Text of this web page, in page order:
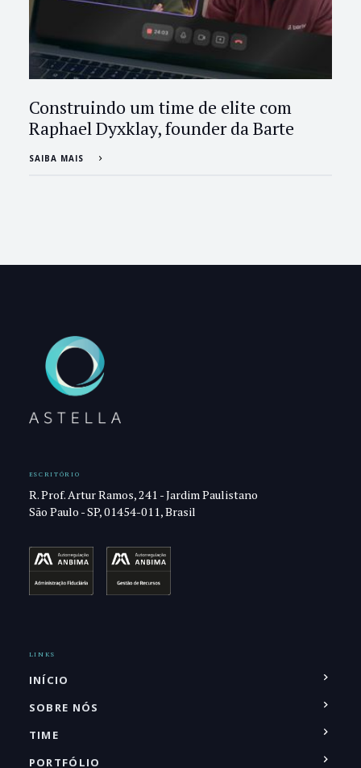
Construindo um time de elite com
Raphael Dyxklay, founder da Barte
SAIBA MAIS
ESCRITÓRIO
R. Prof. Artur Ramos, 241 - Jardim Paulistano
São Paulo - SP, 01454-011, Brasil
LINKS
INÍCIO
SOBRE NÓS
TIME
PORTFÓLIO